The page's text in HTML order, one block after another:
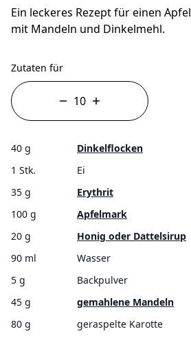
Ein leckeres Rezept für einen
mit Mandeln und Dinkelmehl.
Zutaten für
40 g
Dinkelflocken
1 Stk.
Ei
35 g
Erythrit
100 g
Apfelmark
20 g
Honig oder Dattelsirup
90 ml
Wasser
5 g
Backpulver
45 g
gemahlene Mandeln
80 g
geraspelte Karotte